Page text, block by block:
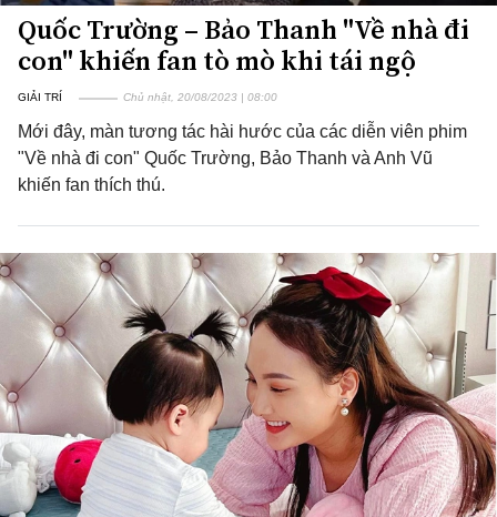
Quốc Trường – Bảo Thanh "Về nhà đi
con" khiến fan tò mò khi tái ngộ
GIẢI TRÍ Chủ nhật, 20/08/2023 | 08:00
Mới đây, màn tương tác hài hước của các diễn viên phim
"Về nhà đi con" Quốc Trường, Bảo Thanh và Anh Vũ
khiến fan thích thú.